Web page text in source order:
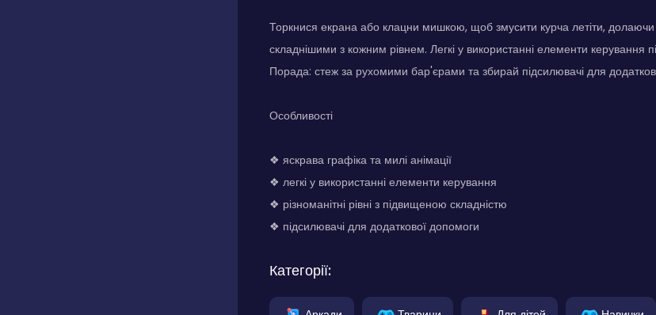
Торкнися екрана або клацни мишкою, щоб змусити курча летіти,
складнішими з кожним рівнем. Легкі у використанні елементи керування
Порада: стеж за рухомими бар'єрами та збирай підсилювачі для
Особливості
❖ яскрава графіка та милі анімації
❖ легкі у використанні елементи керування
❖ різноманітні рівні з підвищеною складністю
❖ підсилювачі для додаткової допомоги
Категорії: